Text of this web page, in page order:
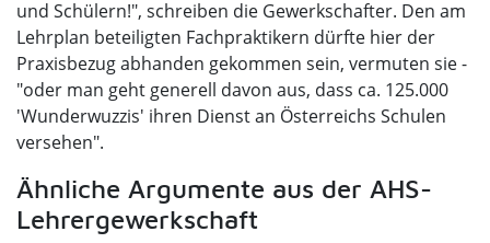
und Schülern!", schreiben die Gewerkschafter. Den am
Lehrplan beteiligten Fachpraktikern dürfte hier der
Praxisbezug abhanden gekommen sein, vermuten sie -
"oder man geht generell davon aus, dass ca. 125.000
'Wunderwuzzis' ihren Dienst an Österreichs Schulen
versehen".
Ähnliche Argumente aus der AHS-
Lehrergewerkschaft